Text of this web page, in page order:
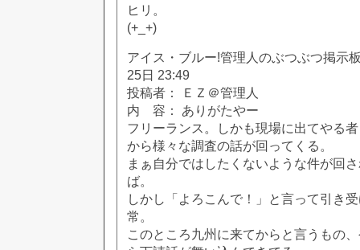
ヒリ。
(+_+)
アイス・ブルー!管理人のぶつぶつ掲示
25日 23:49
投稿者： ＥＺ＠管理人
内 容： ありがたやー
フリーランス。しかも現場に出てやる
から様々な調査の話が回ってくる。
まぁ自分ではしたくないような件が回
ば。
しかし「よろこんで！」と言って引き
常。
このところ九州に来てからと言うもの